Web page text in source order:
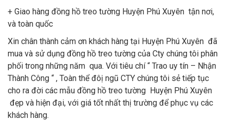
+ Giao hàng đồng hồ treo tường Huyện Phú Xuyên tận nơi,
và toàn quốc
Xin chân thành cảm ơn khách hàng tại Huyện Phú Xuyên đã
mua và sử dụng đồng hồ treo tường của Cty chúng tôi phân
phối trong những năm qua. Với tiêu chí “ Trao uy tín – Nhận
Thành Công “ , Toàn thể đôị ngũ CTY chúng tôi sẻ tiếp tục
cho ra đời các mẫu đồng hồ treo tường Huyện Phú Xuyên
đẹp và hiện đại, với giá tốt nhất thị trường để phục vụ các
khách hàng.